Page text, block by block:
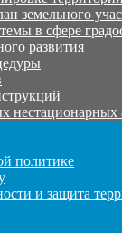
земельного
в сфере
развития
нестационарных
политике
и защита